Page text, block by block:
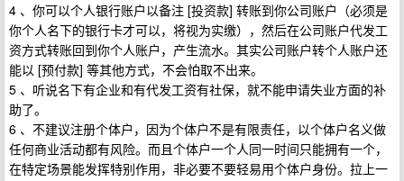
4 、你可以个人银行账户以备注 [投资款] 转账到你公司账户（必须是
你个人名下的银行卡才可以，将视为实缴），然后在公司账户代发工
资方式转账回到你个人账户，产生流水。其实公司账户转个人账户还
能以 [预付款] 等其他方式，不会怕取不出来。
5 、听说名下有企业和有代发工资有社保，就不能申请失业方面的补
助了。
6 、不建议注册个体户，因为个体户不是有限责任，以个体户名义做
任何商业活动都有风险。而且个体户一个人同一时间只能拥有一个，
在特定场景能发挥特别作用，非必要不要轻易用个体户身份。拉上一